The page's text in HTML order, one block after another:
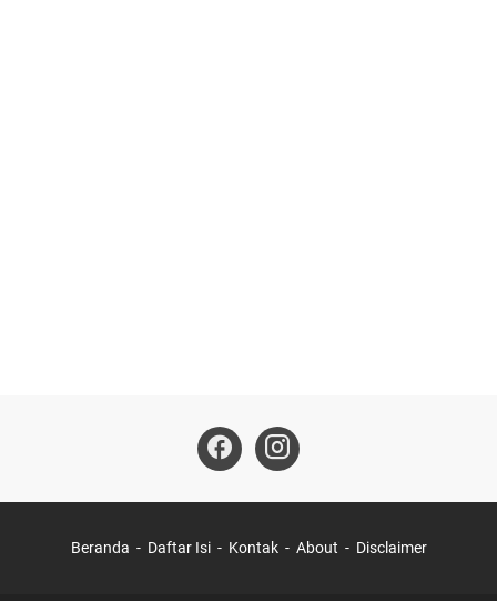
Beranda Daftar Isi Kontak About Disclaimer